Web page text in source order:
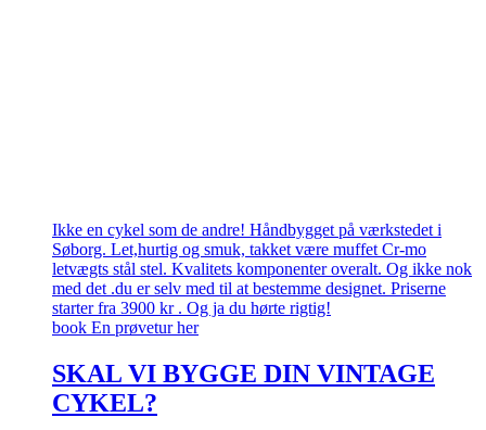
Ikke en cykel som de andre! Håndbygget på værkstedet i
Søborg. Let,hurtig og smuk, takket være muffet Cr-mo
letvægts stål stel. Kvalitets komponenter overalt. Og ikke nok
med det .du er selv med til at bestemme designet. Priserne
starter fra 3900 kr . Og ja du hørte rigtig!
book En prøvetur her
SKAL VI BYGGE DIN VINTAGE
CYKEL?